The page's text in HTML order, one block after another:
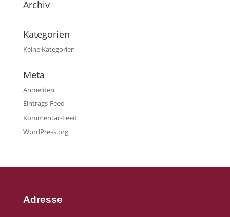
Archiv
Kategorien
Keine Kategorien
Meta
Anmelden
Eintrags-Feed
Kommentar-Feed
WordPress.org
Adresse